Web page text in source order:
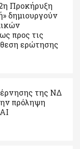
Προκήρυξη
δημιουργούν
προς τις
ερώτησης
της ΝΔ
πρόληψη